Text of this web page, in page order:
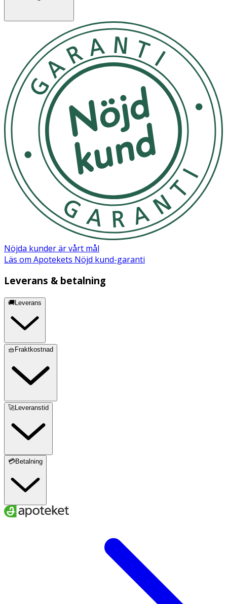
Utsätt ej för direkt solljus
OK för gravida och ammande:
Nöjda kunder är vårt mål
Läs om Apotekets Nöjd kund-garanti
Leverans & betalning
🚚Leverans
🧺Fraktkostnad
🚀Leveranstid
💳Betalning